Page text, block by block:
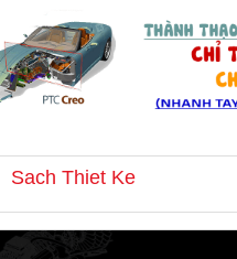
Sach Thiet Ke